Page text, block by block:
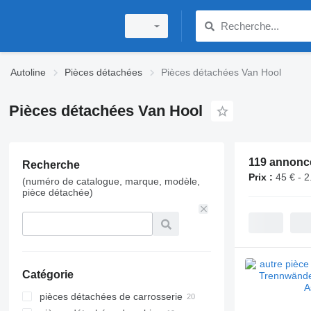
Autoline Pièces détachées Pièces détachées Van Hool
Pièces détachées Van Hool
Recherche
(numéro de catalogue, marque, modèle,
pièce détachée)
Catégorie
pièces détachées de carrosserie
119
Prix : 45 € -